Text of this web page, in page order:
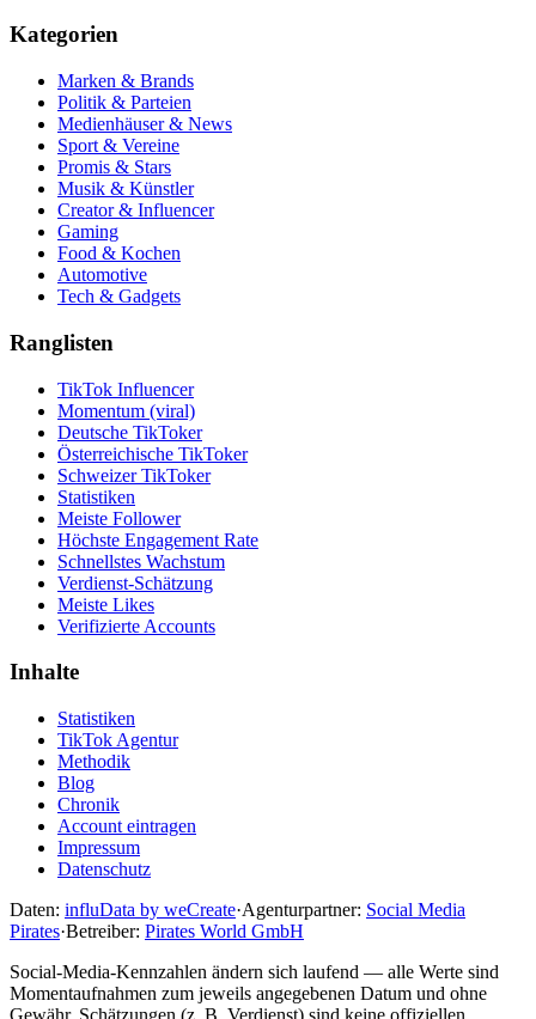
Kategorien
Marken & Brands
Politik & Parteien
Medienhäuser & News
Sport & Vereine
Promis & Stars
Musik & Künstler
Creator & Influencer
Gaming
Food & Kochen
Automotive
Tech & Gadgets
Ranglisten
TikTok Influencer
Momentum (viral)
Deutsche TikToker
Österreichische TikToker
Schweizer TikToker
Statistiken
Meiste Follower
Höchste Engagement Rate
Schnellstes Wachstum
Verdienst-Schätzung
Meiste Likes
Verifizierte Accounts
Inhalte
Statistiken
TikTok Agentur
Methodik
Blog
Chronik
Account eintragen
Impressum
Datenschutz
Daten: influData by weCreate·Agenturpartner: Social Media
Pirates·Betreiber: Pirates World GmbH
Social-Media-Kennzahlen ändern sich laufend — alle Werte sind
Momentaufnahmen zum jeweils angegebenen Datum und ohne
Gewähr. Schätzungen (z. B. Verdienst) sind keine offiziellen